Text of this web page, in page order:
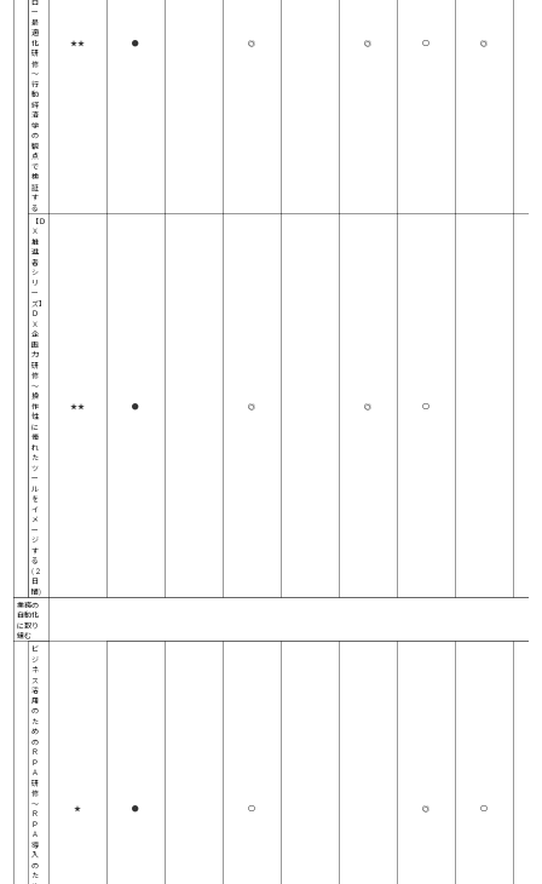
ー
最
適
化
研
修
～
行
動
経
済
学
の
観
点
で
検
証
す
る
★★ ● ◎ ◎ ○ ◎
【Ｄ
Ｘ
推
進
者
シ
リ
ー
ズ】
Ｄ
Ｘ
企
画
力
研
修
～
操
作
性
に
優
れ
た
ツ
ー
ル
を
イ
メ
ー
ジ
す
る
(２
日
間)
★★ ● ◎ ◎ ○
業務の
自動化
に取り
組む
ビ
ジ
ネ
ス
活
用
の
た
め
の
Ｒ
Ｐ
Ａ
研
修
～
Ｒ
Ｐ
Ａ
導
入
の
た
★ ● ○ ◎ ○